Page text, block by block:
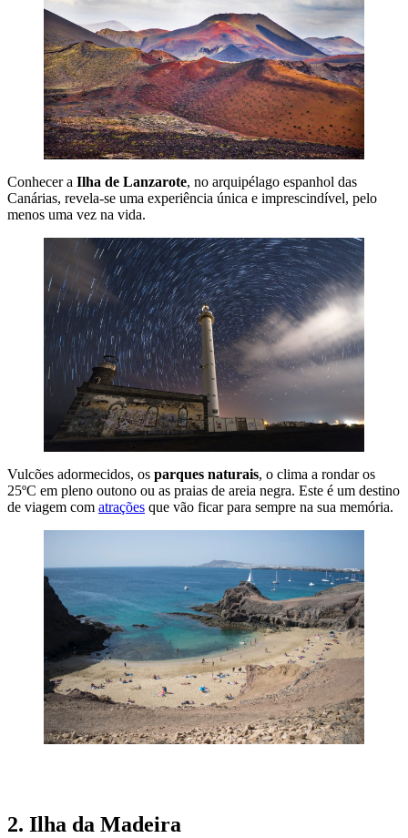
Conhecer a Ilha de Lanzarote, no arquipélago espanhol das
Canárias, revela-se uma experiência única e imprescindível, pelo
menos uma vez na vida.
Vulcões adormecidos, os parques naturais, o clima a rondar os
25ºC em pleno outono ou as praias de areia negra. Este é um destino
de viagem com atrações que vão ficar para sempre na sua memória.
2. Ilha da Madeira